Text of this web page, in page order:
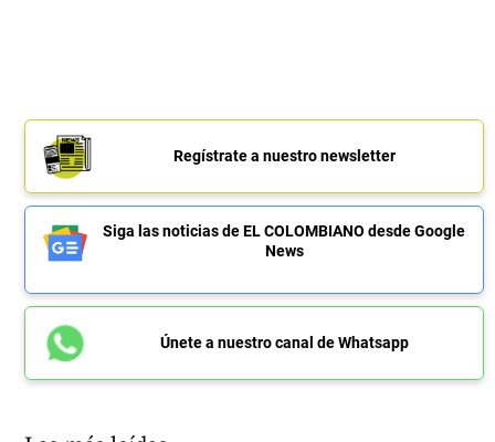
Regístrate a nuestro newsletter
Siga las noticias de EL COLOMBIANO desde Google
News
Únete a nuestro canal de Whatsapp